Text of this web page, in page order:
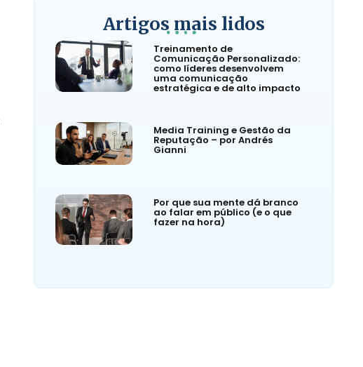
Artigos mais lidos
Treinamento de
Comunicação Personalizado:
como líderes desenvolvem
uma comunicação
estratégica e de alto impacto
Media Training e Gestão da
Reputação – por Andrés
Gianni
Por que sua mente dá branco
ao falar em público (e o que
fazer na hora)